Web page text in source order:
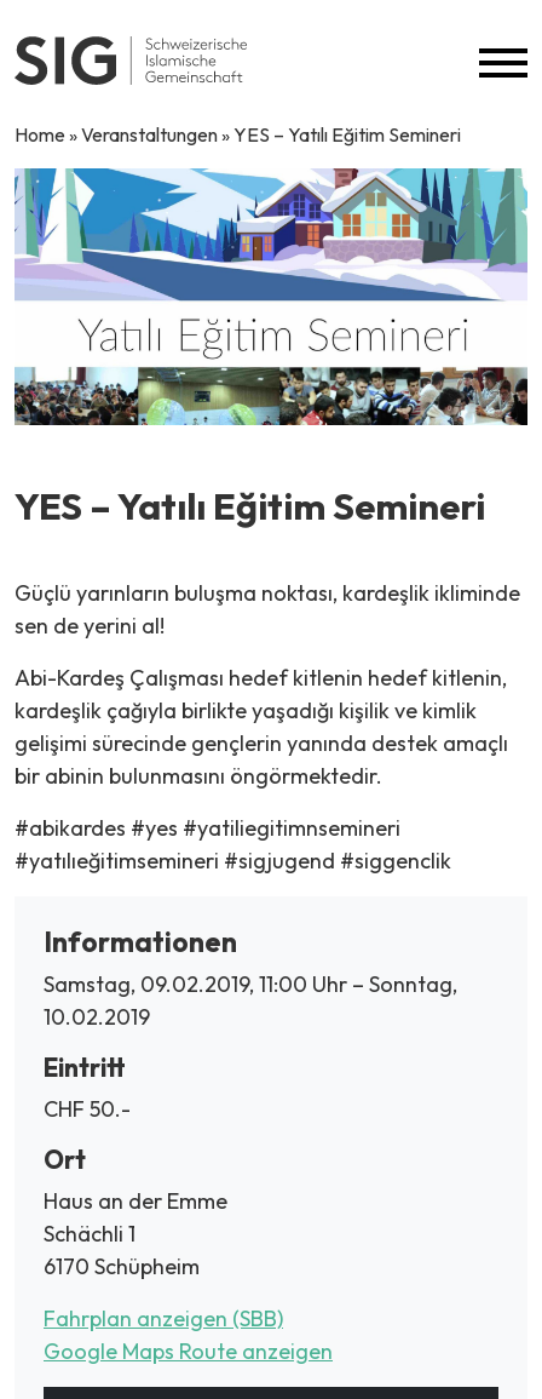
Home»Veranstaltungen» YES – Yatılı Eğitim Semineri
YES – Yatılı Eğitim Semineri
Güçlü yarınların buluşma noktası, kardeşlik ikliminde
sen de yerini al!
Abi-Kardeş Çalışması hedef kitlenin hedef kitlenin,
kardeşlik çağıyla birlikte yaşadığı kişilik ve kimlik
gelişimi sürecinde gençlerin yanında destek amaçlı
bir abinin bulunmasını öngörmektedir.
#abikardes #yes #yatiliegitimnsemineri
#yatılıeğitimsemineri #sigjugend #siggenclik
Informationen
Samstag, 09.02.2019, 11:00 Uhr – Sonntag,
10.02.2019
Eintritt
CHF 50.-
Ort
Haus an der Emme
Schächli 1
6170 Schüpheim
Fahrplan anzeigen (SBB)
Google Maps Route anzeigen